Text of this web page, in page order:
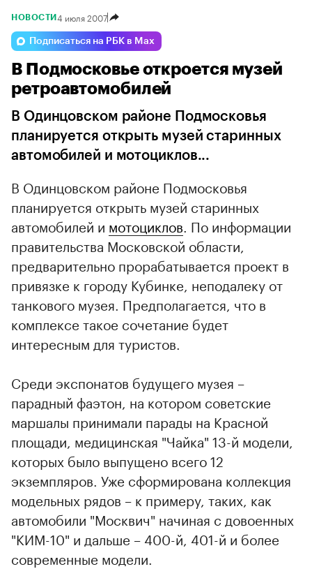
Omoda Volga
Jaecoo Esteo Geely
НОВОСТИ 4 июля 2007
Подписаться на РБК в Max
В Подмосковье откроется музей
ретроавтомобилей
В Одинцовском районе Подмосковья
планируется открыть музей старинных
автомобилей и мотоциклов...
В Одинцовском районе Подмосковья
планируется открыть музей старинных
автомобилей и мотоциклов. По информации
правительства Московской области,
предварительно прорабатывается проект в
привязке к городу Кубинке, неподалеку от
танкового музея. Предполагается, что в
комплексе такое сочетание будет
интересным для туристов.
Среди экспонатов будущего музея –
парадный фаэтон, на котором советские
маршалы принимали парады на Красной
площади, медицинская "Чайка" 13-й модели,
которых было выпущено всего 12
экземпляров. Уже сформирована коллекция
модельных рядов – к примеру, таких, как
автомобили "Москвич" начиная с довоенных
"КИМ-10" и дальше – 400-й, 401-й и более
современные модели.